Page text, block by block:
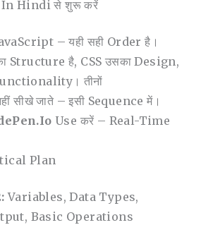
In Hindi से शुरू करें
– यही सही Order है।
Structure है, CSS उसका Design,
तीनों
सीखे जाते – इसी Sequence में।
Use करें – Real-Time
Plan
Variables, Data Types,
Basic Operations